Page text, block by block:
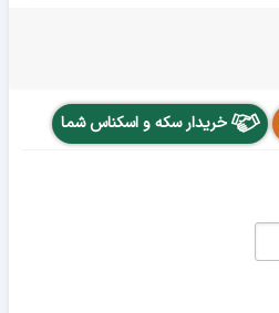
خریدار سکه و اسکناس شما